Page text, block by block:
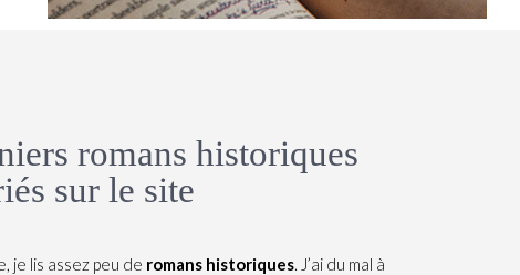
romans historiques
sur le site
je lis assez peu de romans historiques. J’ai du mal à